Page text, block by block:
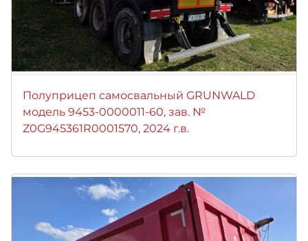
Полуприцеп самосвальный GRUNWALD
модель 9453-0000011-60, зав. №
Z0G945361R0001570, 2024 г.в.